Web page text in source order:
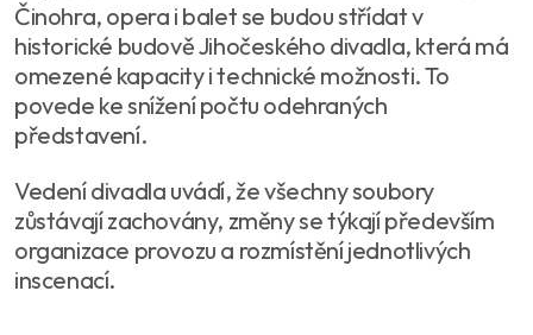
Činohra, opera i balet se budou střídat v
historické budově Jihočeského divadla, která má
omezené kapacity i technické možnosti. To
povede ke snížení počtu odehraných
představení.
Vedení divadla uvádí, že všechny soubory
zůstávají zachovány, změny se týkají především
organizace provozu a rozmístění jednotlivých
inscenací.